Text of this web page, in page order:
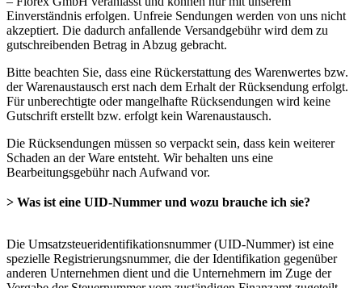
Einverständnis erfolgen. Unfreie Sendungen werden von uns nicht
akzeptiert. Die dadurch anfallende Versandgebühr wird dem zu
gutschreibenden Betrag in Abzug gebracht.
Bitte beachten Sie, dass eine Rückerstattung des Warenwertes bzw.
der Warenaustausch erst nach dem Erhalt der Rücksendung erfolgt.
Für unberechtigte oder mangelhafte Rücksendungen wird keine
Gutschrift erstellt bzw. erfolgt kein Warenaustausch.
Die Rücksendungen müssen so verpackt sein, dass kein weiterer
Schaden an der Ware entsteht. Wir behalten uns eine
Bearbeitungsgebühr nach Aufwand vor.
> Was ist eine UID-Nummer und wozu brauche ich sie?
Die Umsatzsteueridentifikationsnummer (UID-Nummer) ist eine
spezielle Registrierungsnummer, die der Identifikation gegenüber
anderen Unternehmen dient und die Unternehmern im Zuge der